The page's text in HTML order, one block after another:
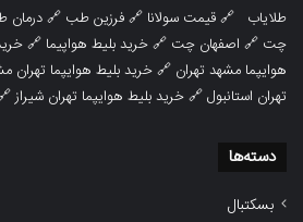
طلایاب 🔗قیمت سولانا 🔗فرزین طب 🔗
چت 🔗 اصفهان چت 🔗خرید بلیط هواپیما 🔗
هوایپما مشهد تهران 🔗خرید بلیط هوایپما تهران
تهران استانبول🔗خرید بلیط هوایپما تهران شیراز
دسته‌ها
بسکتبال